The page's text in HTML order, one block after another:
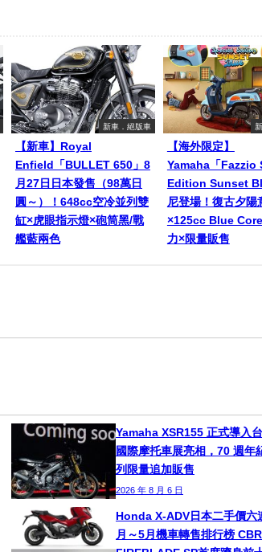
新車．絕版車
【新車】Royal
Enfield「BULLET 650」8
月27日日本發售（98萬日
圓～）！648cc空冷並列雙
缸×虎眼指示燈×砲筒黑/戰
艦藍兩色
【海外限定】
Yamaha「Fazzio
Edition Sunset
尼登場！復古夕陽
×125cc Blue
力×限量販售
Yamaha XSR155 正式導入
國際摩托車展亮相，70 週年
列限量追加販售
2026 年 8 月 6 日
Honda X-ADV日本二手價六
月～5月機車轉售排行榜